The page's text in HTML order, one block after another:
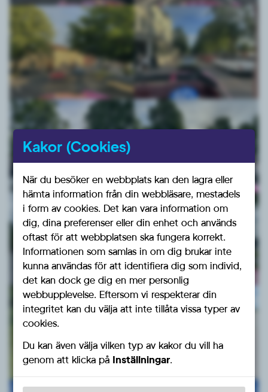
Kakor (Cookies)
När du besöker en webbplats kan den lagra eller
hämta information från din webbläsare, mestadels
i form av cookies. Det kan vara information om
dig, dina preferenser eller din enhet och används
oftast för att webbplatsen ska fungera korrekt.
Informationen som samlas in om dig brukar inte
kunna användas för att identifiera dig som individ,
det kan dock ge dig en mer personlig
webbupplevelse. Eftersom vi respekterar din
integritet kan du välja att inte tillåta vissa typer av
cookies.
Du kan även välja vilken typ av kakor du vill ha
genom att klicka på Inställningar.